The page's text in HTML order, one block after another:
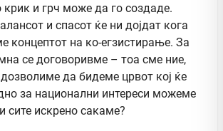
крик и грч може да го создаде.
и спасот ќе ни дојдат кога
концептот на ко-егзистирање. За
се договоривме – тоа сме ние,
да бидеме црвот кој ќе
за национални интереси можеме
сите искрено сакаме?